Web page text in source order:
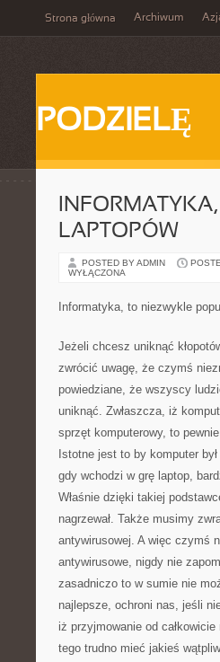
Strona główna Archiwum
PODZIELĘ
LAPTOPÓW
POSTED BY ADMIN
WYŁĄCZONA
Informatyka, to niezwykle
Jeżeli chcesz uniknąć
zwrócić uwagę, że czymś
powiedziane, że wszyscy
uniknąć. Zwłaszcza, iż
sprzęt komputerowy, to
Istotne jest to by komputer
gdy wchodzi w grę laptop,
Właśnie dzięki takiej
nagrzewał. Także musimy
antywirusowej. A więc czymś
antywirusowe, nigdy nie
zasadniczo to w sumie nie
najlepsze, ochroni nas, jeśli
iż przyjmowanie od
tego trudno mieć jakieś